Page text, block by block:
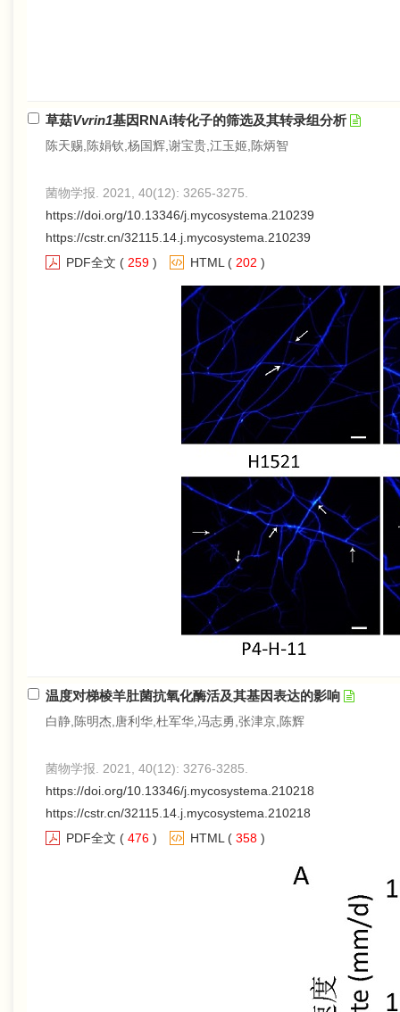
草菇Vvrin1基因RNAi转化子的筛选及其转录组分析
陈天赐,陈娟钦,杨国辉,谢宝贵,江玉姬,陈炳智
菌物学报. 2021, 40(12): 3265-3275.
https://doi.org/10.13346/j.mycosystema.210239
https://cstr.cn/32115.14.j.mycosystema.210239
PDF全文 ( 259 ) HTML ( 202 )
温度对梯棱羊肚菌抗氧化酶活及其基因表达的影响
白静,陈明杰,唐利华,杜军华,冯志勇,张津京,陈辉
菌物学报. 2021, 40(12): 3276-3285.
https://doi.org/10.13346/j.mycosystema.210218
https://cstr.cn/32115.14.j.mycosystema.210218
PDF全文 ( 476 ) HTML ( 358 )